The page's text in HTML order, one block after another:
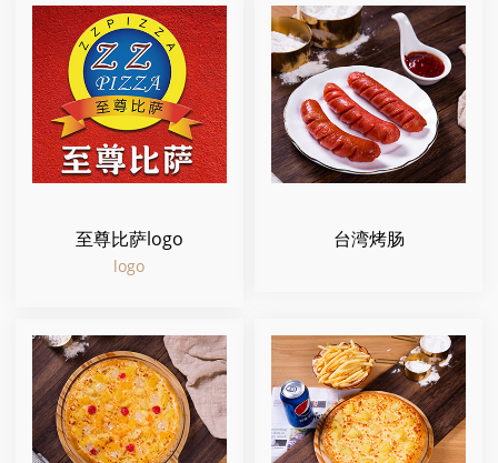
至尊比萨logo
logo
台湾烤肠